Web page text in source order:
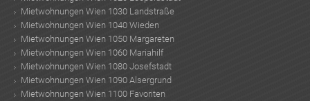
Mietwohnungen Wien 1030 Landstraße
Mietwohnungen Wien 1040 Wieden
Mietwohnungen Wien 1050 Margareten
Mietwohnungen Wien 1060 Mariahilf
Mietwohnungen Wien 1080 Josefstadt
Mietwohnungen Wien 1090 Alsergrund
Mietwohnungen Wien 1100 Favoriten